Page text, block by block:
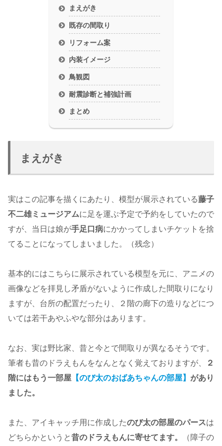
まえがき
既存の間取り
リフォーム案
内装イメージ
鳥観図
耐震診断と補強計画
まとめ
まえがき
実はこの記事を描くにあたり、模型が展示されている藤子
不二雄ミュージアムに足を運ぶ予定で予約をしていたので
すが、当日は娘が手足口病にかかってしまいチケットを捨
てることになってしまいました。（残念）
基本的にはこちらに展示されている模型を元に、アニメの
画像などを拝見し矛盾がないように作成した間取りになり
ますが、台所の配置だったり、２階の廊下の造りなどにつ
いては若干あやふやな部分はあります。
なお、実は野比家、昔と今とで間取りが異なるそうです。
筆者も昔のドラえもんをなんとなく覚えておりますが、
２
階にはもう一部屋 【のび太のおばあちゃんの部屋】 があり
ました。
また、アイキャッチ用に作成したのび太の部屋のパースは
どちらかというと昔のドラえもんに寄せてます。
（障子の